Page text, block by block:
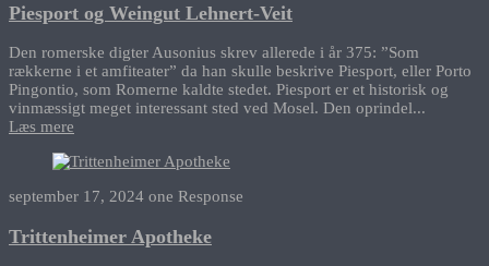
Piesport og Weingut Lehnert-Veit
Den romerske digter Ausonius skrev allerede i år 375: ”Som
rækkerne i et amfiteater” da han skulle beskrive Piesport, eller Porto
Pingontio, som Romerne kaldte stedet. Piesport er et historisk og
vinmæssigt meget interessant sted ved Mosel. Den oprindel...
Læs mere
september 17, 2024 one Response
Trittenheimer Apotheke